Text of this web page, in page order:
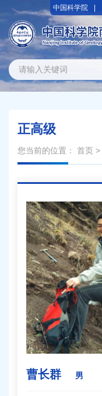
中国科学院
正高级
您当前的位置： 首页 >
曹长群 男